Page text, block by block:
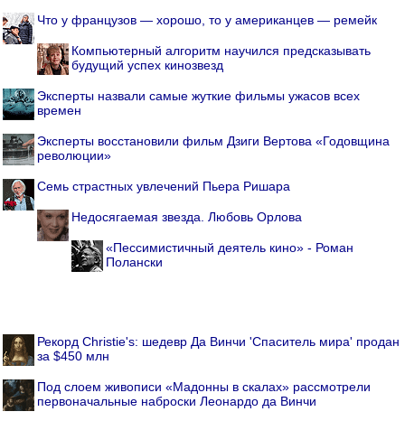
Что у французов — хорошо, то у американцев — ремейк
Компьютерный алгоритм научился предсказывать
будущий успех кинозвезд
Эксперты назвали самые жуткие фильмы ужасов всех
времен
Эксперты восстановили фильм Дзиги Вертова «Годовщина
революции»
Семь страстных увлечений Пьера Ришара
Недосягаемая звезда. Любовь Орлова
«Пессимистичный деятель кино» - Роман
Полански
Рекорд Christie's: шедевр Да Винчи 'Спаситель мира' продан
за $450 млн
Под слоем живописи «Мадонны в скалах» рассмотрели
первоначальные наброски Леонардо да Винчи